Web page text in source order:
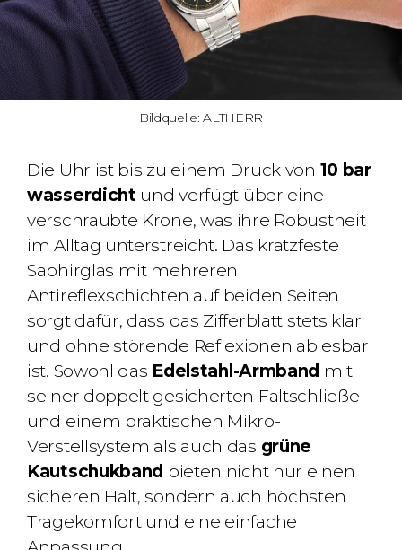
Bildquelle: ALTHERR
Die Uhr ist bis zu einem Druck von 10 bar
wasserdicht und verfügt über eine
verschraubte Krone, was ihre Robustheit
im Alltag unterstreicht. Das kratzfeste
Saphirglas mit mehreren
Antireflexschichten auf beiden Seiten
sorgt dafür, dass das Zifferblatt stets klar
und ohne störende Reflexionen ablesbar
ist. Sowohl das Edelstahl-Armband mit
seiner doppelt gesicherten Faltschließe
und einem praktischen Mikro-
Verstellsystem als auch das grüne
Kautschukband bieten nicht nur einen
sicheren Halt, sondern auch höchsten
Tragekomfort und eine einfache